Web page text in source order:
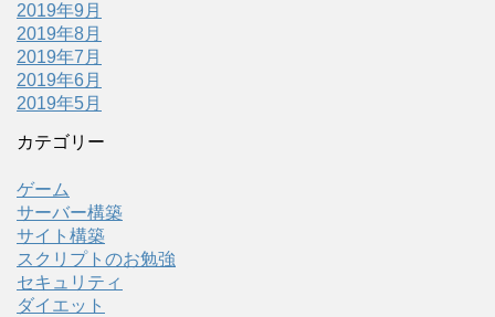
2019年9月
2019年8月
2019年7月
2019年6月
2019年5月
カテゴリー
ゲーム
サーバー構築
サイト構築
スクリプトのお勉強
セキュリティ
ダイエット